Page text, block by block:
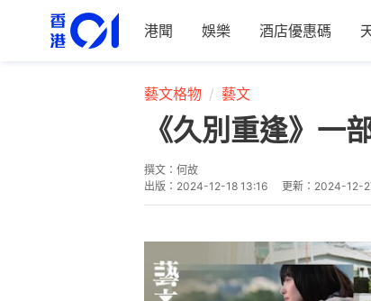
港聞 娛樂 酒店優惠碼
藝文格物 藝文
《久別重逢》一
撰文： 何故
出版： 2024-12-18 13:16 更新： 2024-12-